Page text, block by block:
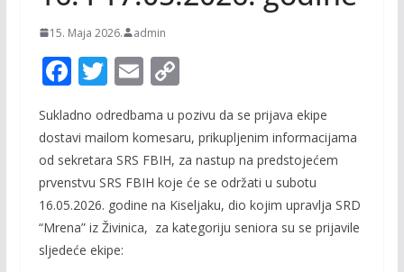
15. Maja 2026. admin
F
ac
e
b
o
o
k
T
w
itt
er
E
ai
l
C
p
y
Li
n
k
Sukladno odredbama u pozivu da se prijava ekipe
dostavi mailom komesaru, prikupljenim informacijama
od sekretara SRS FBIH, za nastup na predstojećem
prvenstvu SRS FBIH koje će se održati u subotu
16.05.2026. godine na Kiseljaku, dio kojim upravlja SRD
“Mrena” iz Živinica, za kategoriju seniora su se prijavile
sljedeće ekipe: